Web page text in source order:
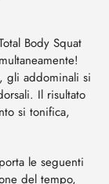
Body Squat
gli addominali si
Il risultato
si tonifica,
le seguenti
del tempo,